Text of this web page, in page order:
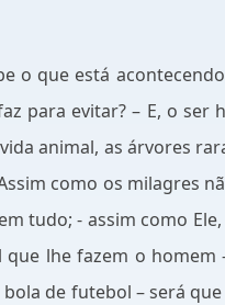
o que está
para evitar? – E, o
animal, as árvores
como os
tudo; - assim como
lhe fazem o
de futebol – será